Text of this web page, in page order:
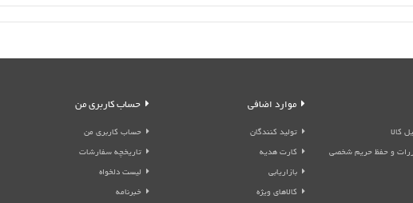
کالا
و حفظ حریم شخصی
موارد اضافی
تولید کنندگان
کارت هدیه
بازاریابی
کالاهای ویژه
حساب کاربری من
حساب کاربری من
تاریخچه سفارشات
لیست دلخواه
خبرنامه